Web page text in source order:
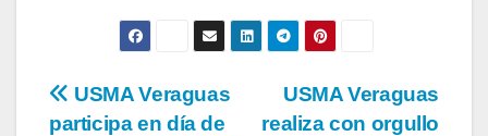
USMA Veraguas
realiza con orgullo
USMA Veraguas
participa en día de